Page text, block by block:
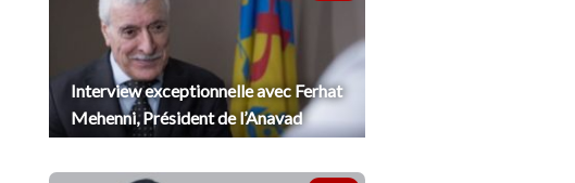
Interview exceptionnelle avec Ferhat
Mehenni, Président de l’Anavad